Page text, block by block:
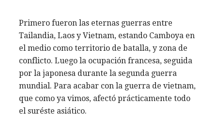
Primero fueron las eternas guerras entre
Tailandia, Laos y Vietnam, estando Camboya en
el medio como territorio de batalla, y zona de
conflicto. Luego la ocupación francesa, seguida
por la japonesa durante la segunda guerra
mundial. Para acabar con la guerra de vietnam,
que como ya vimos, afectó prácticamente todo
el suréste asiático.